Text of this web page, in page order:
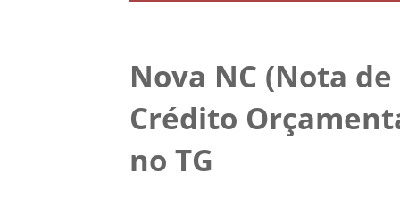
Nova NC (Nota de
Crédito
no TG